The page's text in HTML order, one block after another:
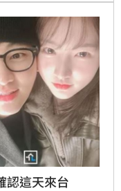
這天來台